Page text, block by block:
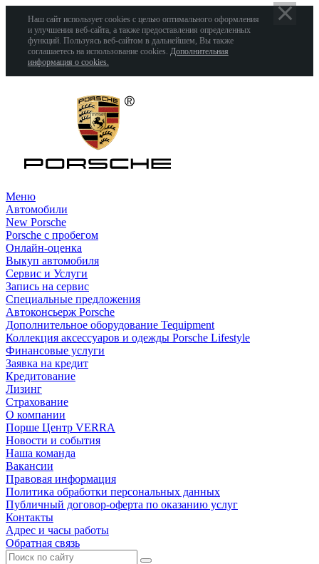
Наш сайт использует cookies с целью оптимального оформления
и улучшения веб-сайта, а также предоставления определенных
функций. Пользуясь веб-сайтом в дальнейшем, Вы также
соглашаетесь на использование cookies. Дополнительная
информация о cookies.
Меню
Автомобили
New Porsche
Porsche с пробегом
Онлайн-оценка
Выкуп автомобиля
Сервис и Услуги
Запись на сервис
Специальные предложения
Автоконсьерж Porsche
Дополнительное оборудование Tequipment
Коллекция аксессуаров и одежды Porsche Lifestyle
Финансовые услуги
Заявка на кредит
Кредитование
Лизинг
Страхование
О компании
Порше Центр VERRA
Новости и события
Наша команда
Вакансии
Правовая информация
Политика обработки персональных данных
Публичный договор-оферта по оказанию услуг
Контакты
Адрес и часы работы
Обратная связь